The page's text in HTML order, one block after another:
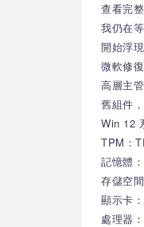
查看完
我仍在
開始浮現
微軟修
高層主
舊組件
Win 12
TPM：
記憶體
存儲空
顯示卡
處理器